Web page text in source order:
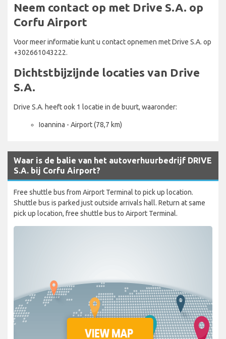
Neem contact op met Drive S.A. op
Corfu Airport
Voor meer informatie kunt u contact opnemen met Drive S.A. op
+302661043222.
Dichtstbijzijnde locaties van Drive
S.A.
Drive S.A. heeft ook 1 locatie in de buurt, waaronder:
Ioannina - Airport (78,7 km)
Waar is de balie van het autoverhuurbedrijf DRIVE
S.A. bij Corfu Airport?
Free shuttle bus from Airport Terminal to pick up location.
Shuttle bus is parked just outside arrivals hall. Return at same
pick up location, free shuttle bus to Airport Terminal.